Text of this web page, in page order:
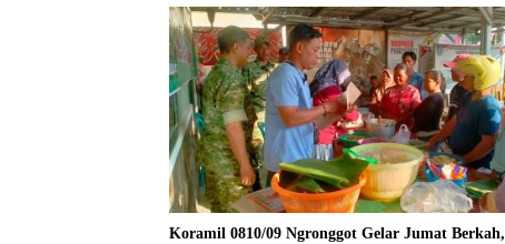
Koramil 0810/09 Ngronggot Gelar Jumat Berkah,